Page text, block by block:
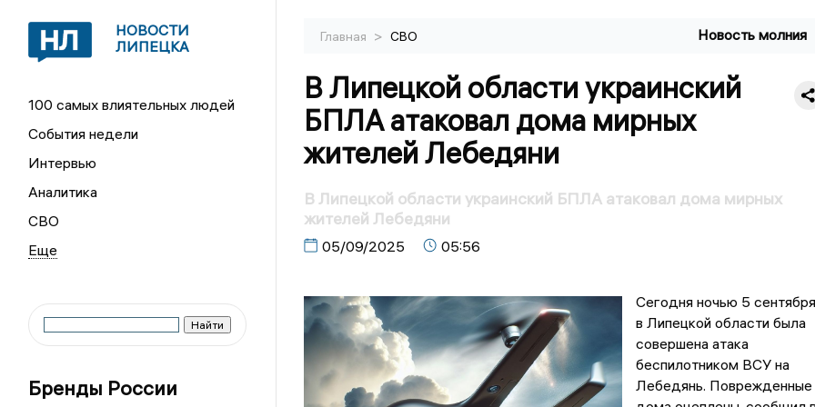
НОВОСТИ
ЛИПЕЦКА
100 самых влиятельных людей
События недели
Интервью
Аналитика
СВО
Бренды России
Главная > СВО Новость молния
В Липецкой области украинский
БПЛА атаковал дома мирных
жителей Лебедяни
В Липецкой области украинский БПЛА атаковал дома мирных
жителей Лебедяни
05/09/2025 05:56
Сегодня ночью 5 сентября
в Липецкой области была
совершена атака
беспилотником ВСУ на
Лебедянь. Поврежденные